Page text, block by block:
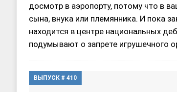
досмотр в аэропорту, потому что в
сына, внука или племянника. И пока
находится в центре национальных
подумывают о запрете игрушечного
ВЫПУСК # 410